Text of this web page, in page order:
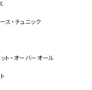
ス・チュニック
ト・オーバーオール